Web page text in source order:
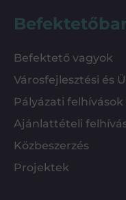
Befektető vagyok
Városfejlesztési és
Pályázati felhívások
Ajánlattételi
Közbeszerzés
Projektek